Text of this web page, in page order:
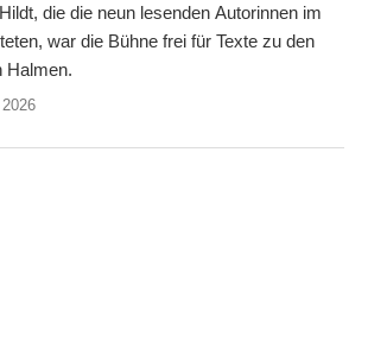
die die neun lesenden Autorinnen im
war die Bühne frei für Texte zu den
Halmen.